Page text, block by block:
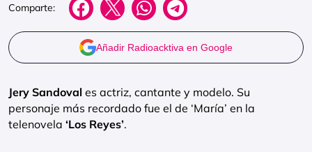
Comparte:
Añadir Radioacktiva en Google
Jery Sandoval es actriz, cantante y modelo. Su
personaje más recordado fue el de ‘María’ en la
telenovela ‘Los Reyes’.